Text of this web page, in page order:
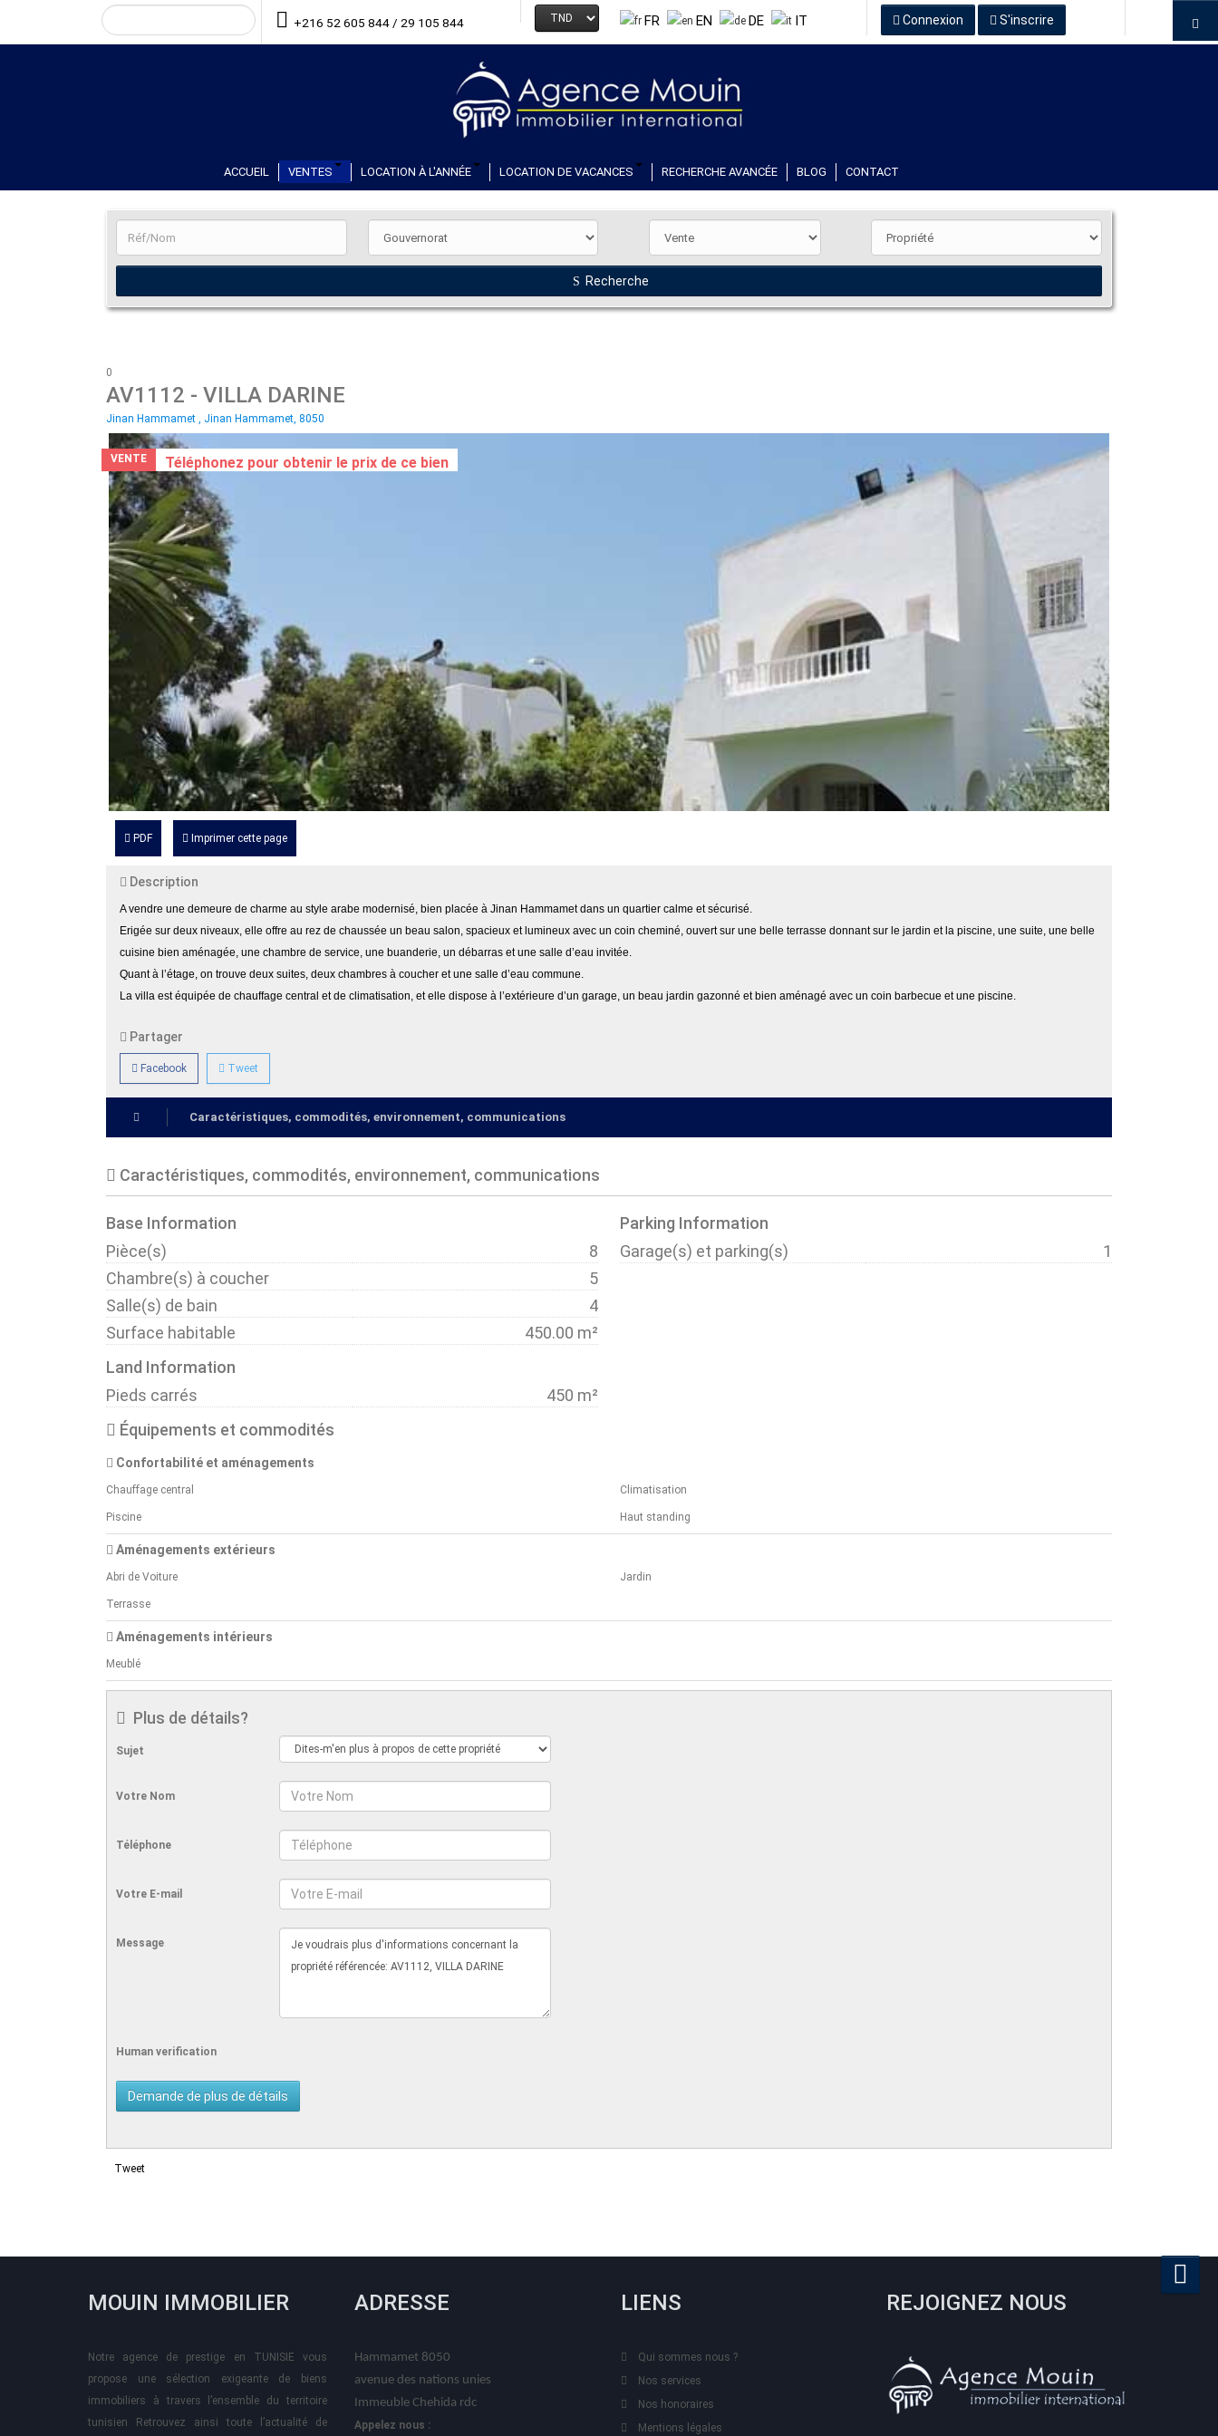
+216 52 605 844 / 29 105 844 FR EN DE IT Connexion S'inscrire
ACCUEIL VENTES LOCATION À L'ANNÉE LOCATION DE VACANCES RECHERCHE AVANCÉE BLOG CONTACT
Recherche
0
AV1112 - VILLA DARINE
Jinan Hammamet , Jinan Hammamet, 8050
VENTE Téléphonez pour obtenir le prix de ce bien
PDF Imprimer cette page
Description
A vendre une demeure de charme au style arabe modernisé, bien placée à Jinan Hammamet dans un quartier calme et sécurisé.
Erigée sur deux niveaux, elle offre au rez de chaussée un beau salon, spacieux et lumineux avec un coin cheminé, ouvert sur une belle terrasse donnant sur le jardin et la piscine, une suite, une belle
cuisine bien aménagée, une chambre de service, une buanderie, un débarras et une salle d’eau invitée.
Quant à l’étage, on trouve deux suites, deux chambres à coucher et une salle d’eau commune.
La villa est équipée de chauffage central et de climatisation, et elle dispose à l’extérieure d’un garage, un beau jardin gazonné et bien aménagé avec un coin barbecue et une piscine.
Partager
Facebook Tweet
Caractéristiques, commodités, environnement, communications
Caractéristiques, commodités, environnement, communications
Base Information
Pièce(s)
8
Chambre(s) à coucher
5
Salle(s) de bain
4
Surface habitable
450.00 m²
Parking Information
Garage(s) et parking(s)
1
Land Information
Pieds carrés
450 m²
Équipements et commodités
Confortabilité et aménagements
Chauffage central Climatisation
Piscine Haut standing
Aménagements extérieurs
Abri de Voiture Jardin
Terrasse
Aménagements intérieurs
Meublé
Plus de détails?
Sujet
Votre Nom
Téléphone
Votre E-mail
Message
Human verification
Tweet
MOUIN IMMOBILIER
Notre agence de prestige en TUNISIE vous
propose une sélection exigeante de biens
immobiliers à travers l’ensemble du territoire
tunisien Retrouvez ainsi toute l’actualité de
ADRESSE
Hammamet 8050
avenue des nations unies
Immeuble Chehida rdc
Appelez nous :
LIENS
Qui sommes nous ?
Nos services
Nos honoraires
Mentions légales
REJOIGNEZ NOUS